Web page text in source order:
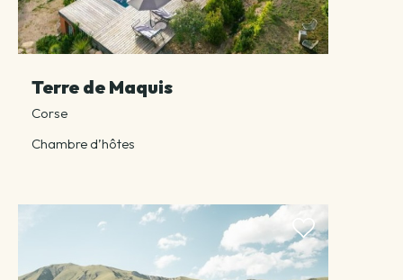
Terre de Maquis
Corse
Chambre d’hôtes